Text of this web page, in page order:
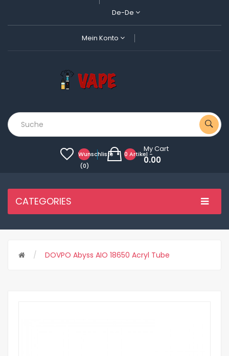
De-De
Mein Konto
Wunschliste
(0)
0 Artikel -
My Cart
0.00
CATEGORIES
DOVPO Abyss AIO 18650 Acryl Tube